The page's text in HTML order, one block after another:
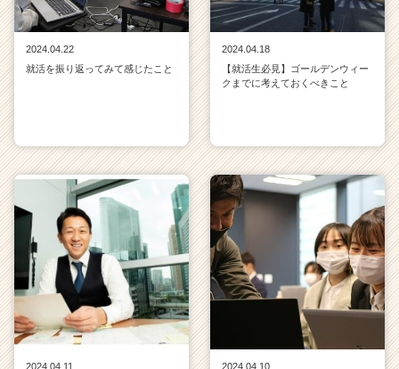
2024.04.22
就活を振り返ってみて感じたこと
2024.04.18
【就活生必見】ゴールデンウィー
クまでに考えておくべきこと
2024.04.11 2024.04.10